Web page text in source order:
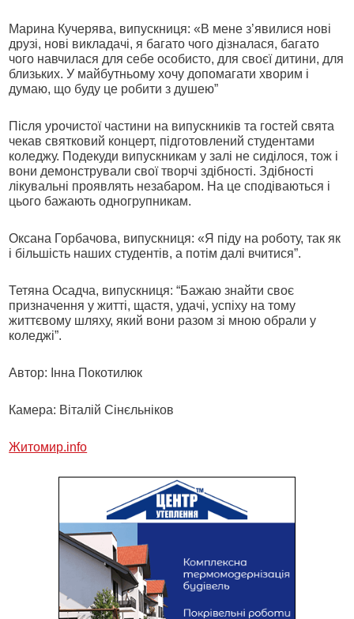
Марина Кучерява, випускниця: «В мене з’явилися нові
друзі, нові викладачі, я багато чого дізналася, багато
чого навчилася для себе особисто, для своєї дитини, для
близьких. У майбутньому хочу допомагати хворим і
думаю, що буду це робити з душею”
Після урочистої частини на випускників та гостей свята
чекав святковий концерт, підготовлений студентами
коледжу. Подекуди випускникам у залі не сиділося, тож і
вони демонстрували свої творчі здібності. Здібності
лікувальні проявлять незабаром. На це сподіваються і
цього бажають одногрупникам.
Оксана Горбачова, випускниця: «Я піду на роботу, так як
і більшість наших студентів, а потім далі вчитися”.
Тетяна Осадча, випускниця: “Бажаю знайти своє
призначення у житті, щастя, удачі, успіху на тому
життєвому шляху, який вони разом зі мною обрали у
коледжі”.
Автор: Інна Покотилюк
Камера: Віталій Сінєльніков
Житомир.info